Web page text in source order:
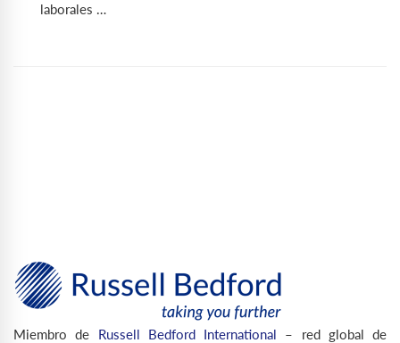
laborales …
Miembro de Russell Bedford International – red global de